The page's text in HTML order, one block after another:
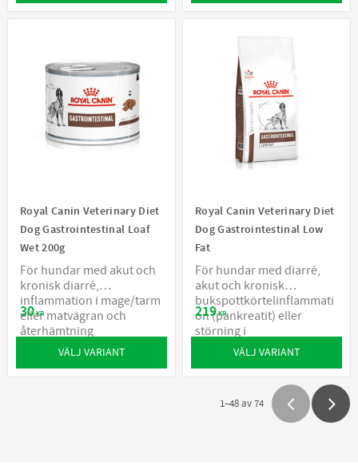
Royal Canin Veterinary Diet
Dog Gastrointestinal Loaf
Wet 200g
För hundar med akut och
kronisk diarré,
inflammation i mage/tarm
eller matvägran och
återhämtning
30KR
VÄLJ VARIANT
Royal Canin Veterinary Diet
Dog Gastrointestinal Low
Fat
För hundar med diarré,
akut och kronisk
bukspottkörtelinflammati
on (pankreatit) eller
störning i
fettomsättningen
219KR
VÄLJ VARIANT
1–48av74